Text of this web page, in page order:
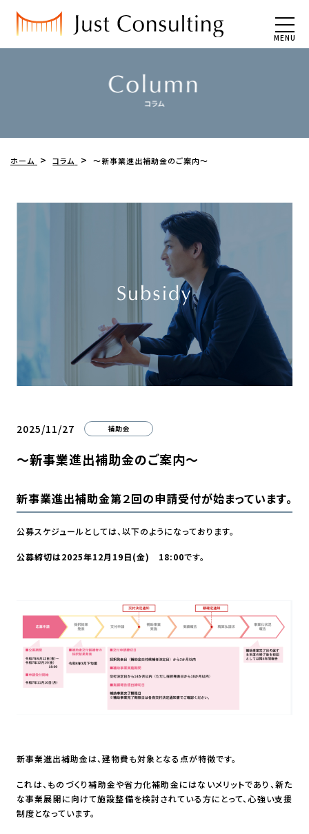
MENU
ホーム コラム ～新事業進出補助金のご案内～
2025/11/27 補助金
～新事業進出補助金のご案内～
新事業進出補助金第２回の申請受付が始まっています。
公募スケジュールとしては、以下のようになっております。
公募締切は2025年12月19日(金) 18:00です。
新事業進出補助金は、建物費も対象となる点が特徴です。
これは、ものづくり補助金や省力化補助金にはないメリットであり、新た
な事業展開に向けて施設整備を検討されている方にとって、心強い支援
制度となっています。